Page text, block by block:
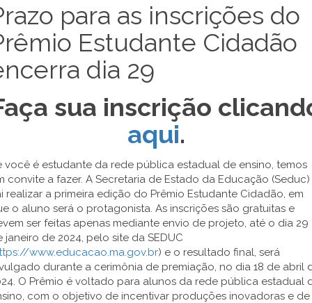
para as inscrições do
Estudante Cidadão
dia 29
sua inscrição
aqui.
você é estudante da rede pública estadual de ensino, temos
convite a fazer. A Secretaria de Estado da Educação (Seduc)
realizar a primeira edição do Prêmio Estudante Cidadão, em
o aluno será o protagonista. As inscrições são gratuitas e
ser feitas apenas mediante envio de projeto, até o dia 29
janeiro de 2024, pelo site da SEDUC
www.educacao.ma.gov.br) e o resultado final, será
durante a cerimônia de premiação, no dia 18 de abril
O Prêmio é voltado para alunos da rede pública estadual
com o objetivo de incentivar produções inovadoras e de